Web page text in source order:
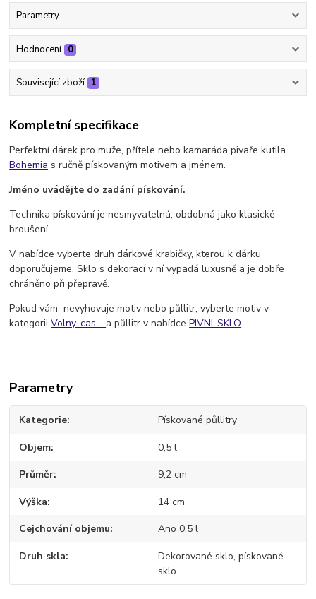
Parametry
Hodnocení 0
Související zboží 1
Kompletní specifikace
Perfektní dárek pro muže, přítele nebo kamaráda pivaře kutila.
Bohemia s ručně pískovaným motivem a jménem.
Jméno uvádějte do zadání pískování.
Technika pískování je nesmyvatelná, obdobná jako klasické
broušení.
V nabídce vyberte druh dárkové krabičky, kterou k dárku
doporučujeme. Sklo s dekorací v ní vypadá luxusně a je dobře
chráněno při přepravě.
Pokud vám nevyhovuje motiv nebo půllitr, vyberte motiv v
kategoriiVolny-cas- a půllitr v nabídcePIVNI-SKLO
Parametry
Kategorie Pískované půllitry
Objem 0,5 l
Průměr 9,2 cm
Výška 14 cm
Cejchování objemu Ano 0,5 l
Druh skla
Dekorované sklo, pískované
sklo